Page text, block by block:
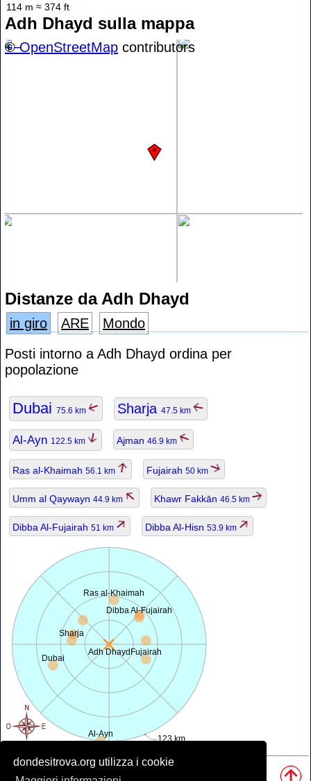
dondesitrova.org utilizza i cookie
114 m ≈ 374 ft
Adh Dhayd sulla mappa
+−
©OpenStreetMap contributors
Distanze da Adh Dhayd
in giro ARE
Mondo
Posti intorno a Adh Dhayd ordina per
popolazione
Dubai 75.6 km Sharja 47.5 km
Al-Ayn 122.5 km Ajman 46.9 km
Ras al-Khaimah 56.1 km Fujairah 50 km
Umm al Qaywayn 44.9 km Khawr Fakkān 46.5 km
Dibba Al-Fujairah 51 km Dibba Al-Hisn 53.9 km
Adh Dhayd
123 km
Dubai
Sharja
Al-Ayn
Ras al-Khaimah
Fujairah
Dibba Al-Fujairah